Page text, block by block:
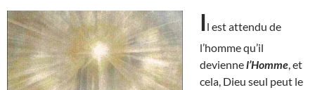
Il est attendu de
l’homme qu’il
deviennel’Homme , et
cela, Dieu seul peut le